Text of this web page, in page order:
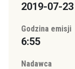
2019-07-23
Godzina emisji
6:55
Nadawca